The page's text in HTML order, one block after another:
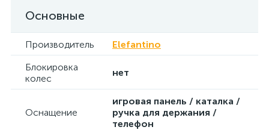
Основные
Производитель
Elefantino
Блокировка
колес
нет
Оснащение
игровая панель / каталка /
ручка для держания /
телефон